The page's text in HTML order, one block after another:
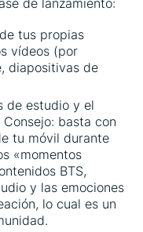
de lanzamiento:
tus propias
vídeos (por
diapositivas de
de estudio y el
basta con
tu móvil durante
«momentos
BTS,
y las emociones
lo cual es un